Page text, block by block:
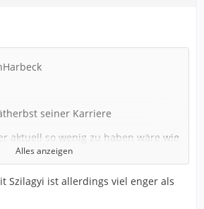
seiner Karriere
aktuell so wenig zu haben wäre wie
ja auch gerade extrem!
Alles anzeigen
Szilagyi ist allerdings viel enger als